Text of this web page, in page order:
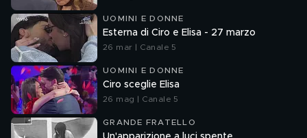
UOMINI E DONNE
Esterna di Ciro e Elisa - 27 marzo
26 mar | Canale 5
UOMINI E DONNE
Ciro sceglie Elisa
26 mag | Canale 5
GRANDE FRATELLO